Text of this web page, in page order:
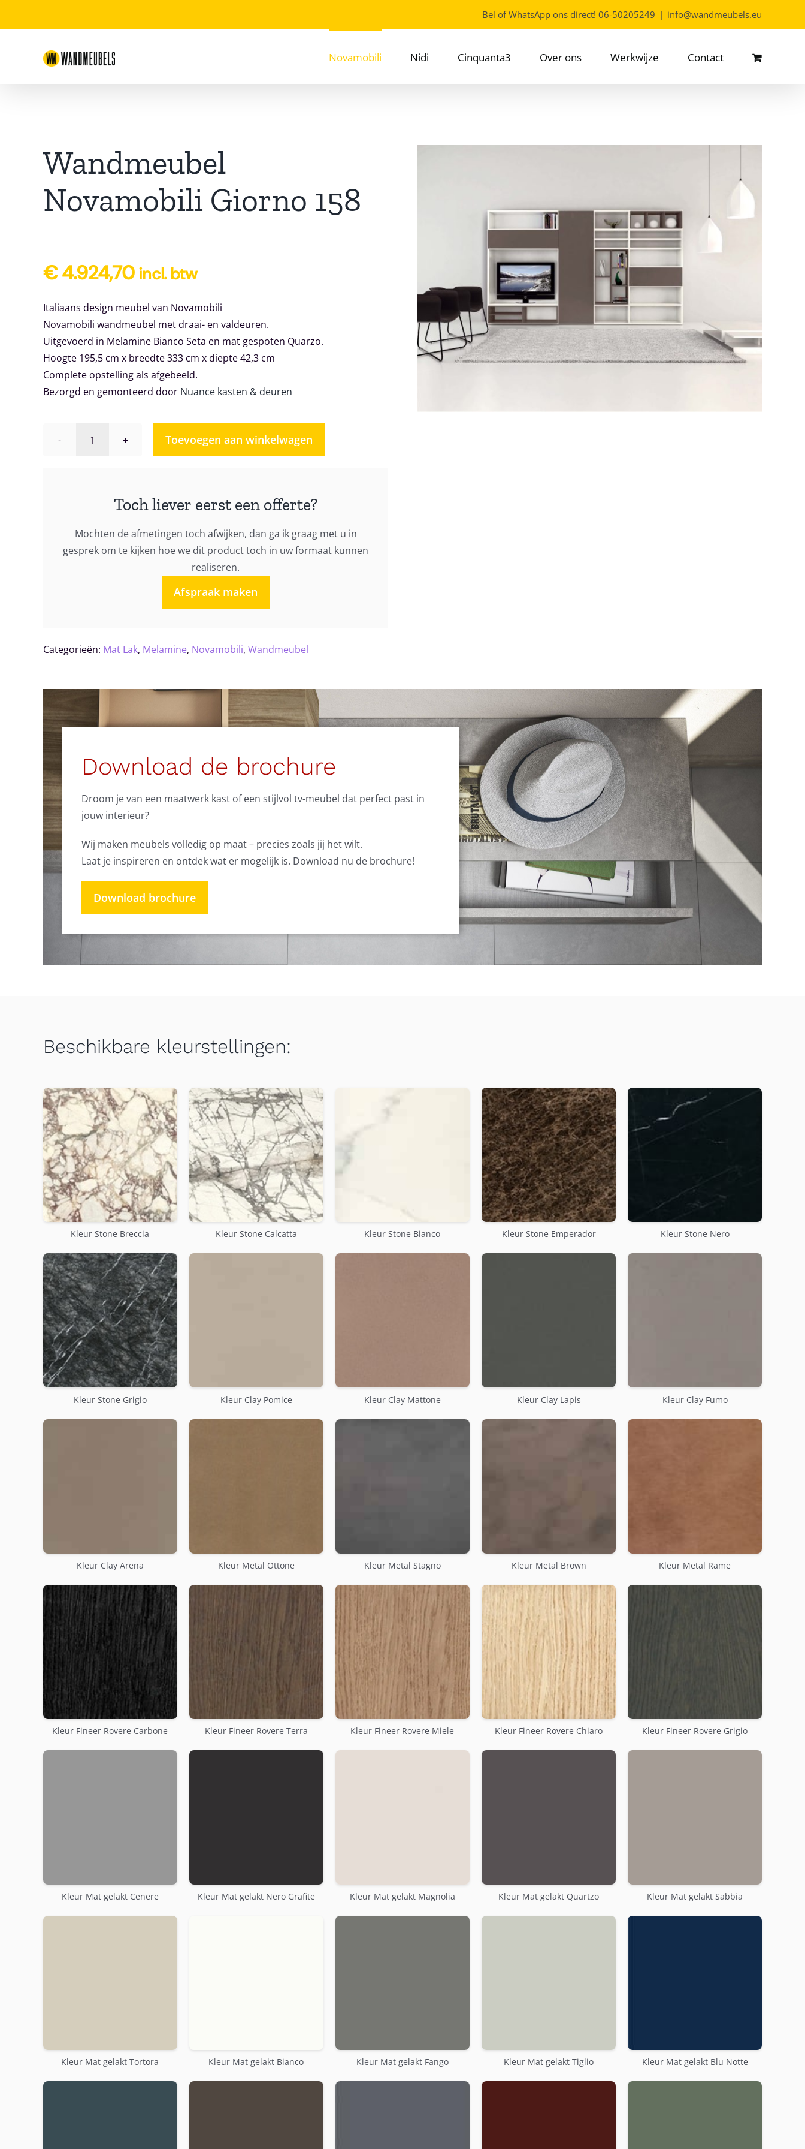
Bel of WhatsApp ons direct! 06-50205249 | info@wandmeubels.eu
Novamobili Nidi Cinquanta3 Over ons Werkwijze Contact
Wandmeubel
Novamobili Giorno 158
€4.924,70 incl. btw
Italiaans design meubel van Novamobili
Novamobili wandmeubel met draai- en valdeuren.
Uitgevoerd in Melamine Bianco Seta en mat gespoten Quarzo.
Hoogte 195,5 cm x breedte 333 cm x diepte 42,3 cm
Complete opstelling als afgebeeld.
Bezorgd en gemonteerd door Nuance kasten & deuren
Wandmeubel
aantal
Toevoegen aan winkelwagen
Toch liever eerst een offerte?
Mochten de afmetingen toch afwijken, dan ga ik graag met u in
gesprek om te kijken hoe we dit product toch in uw formaat kunnen
realiseren.
Afspraak maken
Categorieën: Mat Lak, Melamine, Novamobili, Wandmeubel
Download de brochure
Droom je van een maatwerk kast of een stijlvol tv-meubel dat perfect past in
jouw interieur?
Wij maken meubels volledig op maat – precies zoals jij het wilt.
Laat je inspireren en ontdek wat er mogelijk is. Download nu de brochure!
Download brochure
Beschikbare kleurstellingen:
Kleur Stone Breccia Kleur Stone Calcatta Kleur Stone Bianco Kleur Stone Emperador Kleur Stone Nero
Kleur Stone Grigio Kleur Clay Pomice Kleur Clay Mattone Kleur Clay Lapis Kleur Clay Fumo
Kleur Clay Arena Kleur Metal Ottone Kleur Metal Stagno Kleur Metal Brown Kleur Metal Rame
Kleur Fineer Rovere Carbone Kleur Fineer Rovere Terra Kleur Fineer Rovere Miele Kleur Fineer Rovere Chiaro Kleur Fineer Rovere Grigio
Kleur Mat gelakt Cenere Kleur Mat gelakt Nero Grafite Kleur Mat gelakt Magnolia Kleur Mat gelakt Quartzo Kleur Mat gelakt Sabbia
Kleur Mat gelakt Tortora Kleur Mat gelakt Bianco Kleur Mat gelakt Fango Kleur Mat gelakt Tiglio Kleur Mat gelakt Blu Notte